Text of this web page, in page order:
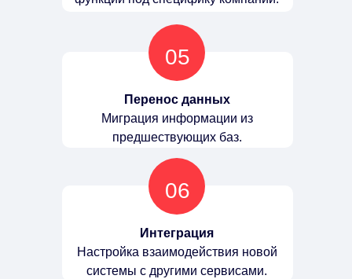
Интеграция
Настройка взаимодействия новой
системы с другими сервисами.
06
Перенос данных
Миграция информации из
предшествующих баз.
05